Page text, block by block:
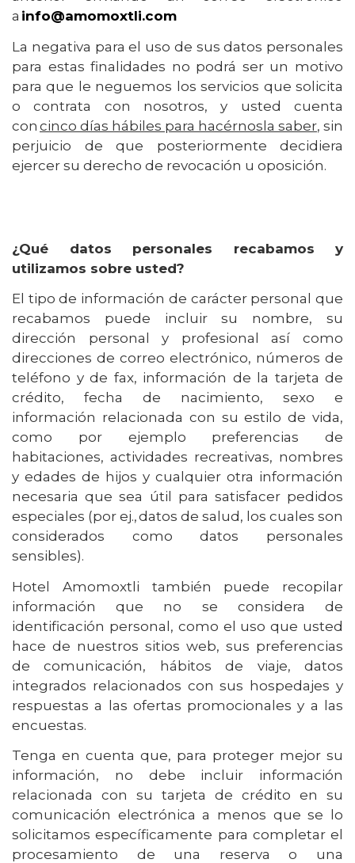
a info@amomoxtli.com
La negativa para el uso de sus datos personales
para estas finalidades no podrá ser un motivo
para que le neguemos los servicios que solicita
o contrata con nosotros, y usted cuenta
con cinco días hábiles para hacérnosla saber, sin
perjuicio de que posteriormente decidiera
ejercer su derecho de revocación u oposición.
¿Qué datos personales recabamos y
utilizamos sobre usted?
El tipo de información de carácter personal que
recabamos puede incluir su nombre, su
dirección personal y profesional así como
direcciones de correo electrónico, números de
teléfono y de fax, información de la tarjeta de
crédito, fecha de nacimiento, sexo e
información relacionada con su estilo de vida,
como por ejemplo preferencias de
habitaciones, actividades recreativas, nombres
y edades de hijos y cualquier otra información
necesaria que sea útil para satisfacer pedidos
especiales (por ej., datos de salud, los cuales son
considerados como datos personales
sensibles).
Hotel Amomoxtli también puede recopilar
información que no se considera de
identificación personal, como el uso que usted
hace de nuestros sitios web, sus preferencias
de comunicación, hábitos de viaje, datos
integrados relacionados con sus hospedajes y
respuestas a las ofertas promocionales y a las
encuestas.
Tenga en cuenta que, para proteger mejor su
información, no debe incluir información
relacionada con su tarjeta de crédito en su
comunicación electrónica a menos que se lo
solicitamos específicamente para completar el
procesamiento de una reserva o una